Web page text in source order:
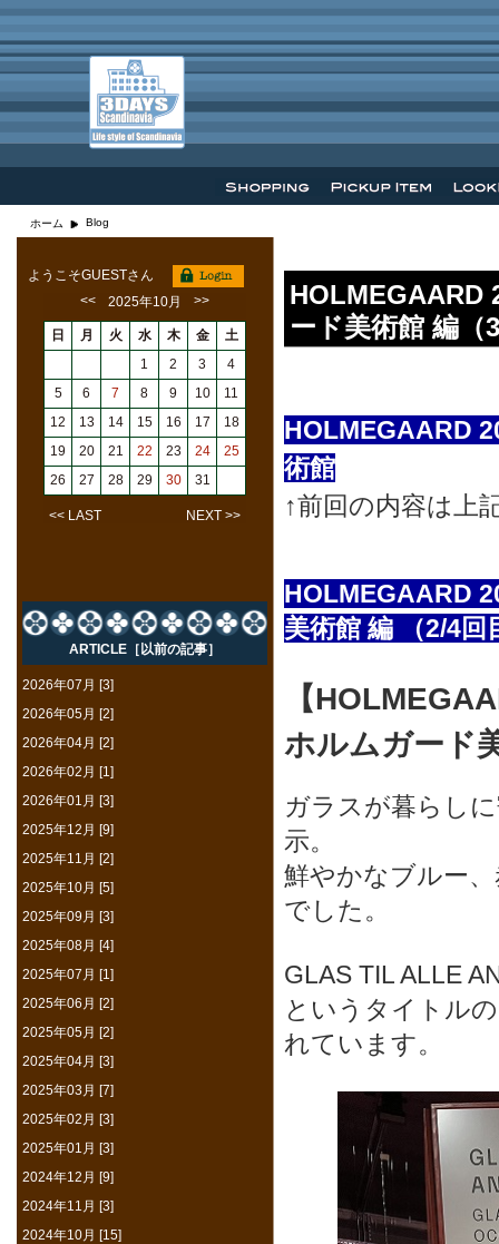
ホーム Blog
HOLMEGAARD
ード美術館 編（
HOLMEGAARD
術館
↑前回の内容は
HOLMEGAARD
美術館 編 （2/4回
【
ホルムガード
ガラスが暮らし
示。
鮮やかなブルー
でした。
GLAS TIL ALLE
というタイトル
れています。
ようこそGUESTさん
<<
2025年10月 >>
日 月 火 水 木 金
土
1
2 3
4
5
6 7 8 9 10
11
12
13 14 15 16 17
18
19
20 21 22 23 24
25
26
27 28 29 30 31
<< LAST NEXT >>
ARTICLE［以前の記事］
2026年07月 [3]
2026年05月 [2]
2026年04月 [2]
2026年02月 [1]
2026年01月 [3]
2025年12月 [9]
2025年11月 [2]
2025年10月 [5]
2025年09月 [3]
2025年08月 [4]
2025年07月 [1]
2025年06月 [2]
2025年05月 [2]
2025年04月 [3]
2025年03月 [7]
2025年02月 [3]
2025年01月 [3]
2024年12月 [9]
2024年11月 [3]
2024年10月 [15]